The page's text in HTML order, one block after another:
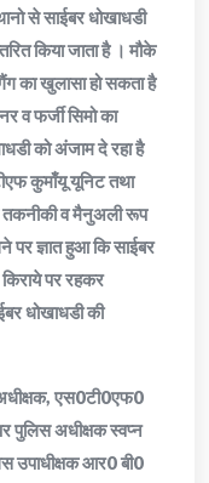
से साईबर धोखाधडी
किया जाता है । मौके
का खुलासा हो सकता है
व फर्जी सिमो का
को अंजाम दे रहा है
कुमाँयू यूनिट तथा
तकनीकी व मैनुअली रूप
पर ज्ञात हुआ कि साईबर
पर रहकर
धोखाधडी की
एस0टी0एफ0
पुलिस अधीक्षक स्वप्न
उपाधीक्षक आर0 बी0